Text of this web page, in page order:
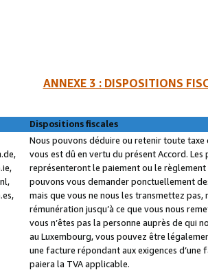
ANNEXE 3 : DISPOSITIONS
Dispositions fiscales
Nous pouvons déduire ou retenir toute
vous est dû en vertu du présent Accord.
représenteront le paiement ou le
pouvons vous demander ponctuellement
mais que vous ne nous les transmettez
rémunération jusqu’à ce que vous nous
vous n’êtes pas la personne auprès de qui
au Luxembourg, vous pouvez être
une facture répondant aux exigences
paiera la TVA applicable.